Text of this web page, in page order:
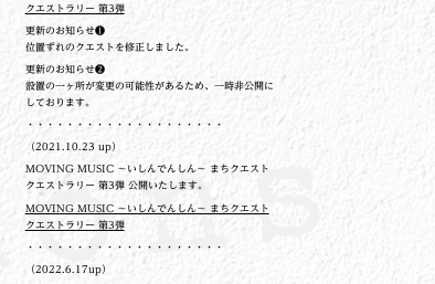
クエストラリー 第3弾
更新のお知らせ❶
位置ずれのクエストを修正しました。
更新のお知らせ❷
設置の一ヶ所が変更の可能性があるため、一時非公開に
しております。
・・・・・・・・・・・・・・・・・・・・
（2021.10.23 up）
MOVING MUSIC ～いしんでんしん～ まちクエスト
クエストラリー 第3弾 公開いたします。
MOVING MUSIC ～いしんでんしん～ まちクエスト
クエストラリー 第3弾
・・・・・・・・・・・・・・・・・・・・
（2022.6.17up）